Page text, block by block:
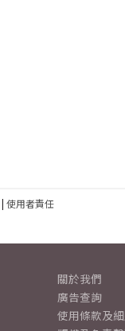
| 使用者責任
關於我們
廣告查詢
使用條款及